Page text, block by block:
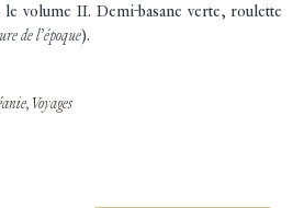
volume II. Demi-basane verte, roulette
de l’époque).
, Voyages